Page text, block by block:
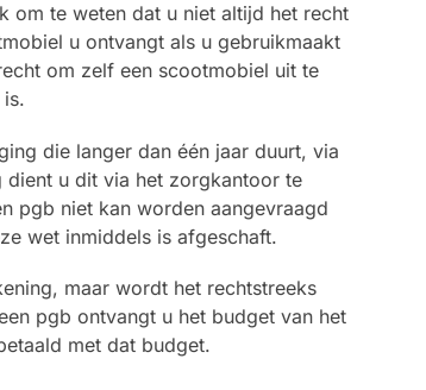
om te weten dat u niet altijd het recht
u ontvangt als u gebruikmaakt
om zelf een scootmobiel uit te
die langer dan één jaar duurt, via
u dit via het zorgkantoor te
pgb niet kan worden aangevraagd
wet inmiddels is afgeschaft.
maar wordt het rechtstreeks
pgb ontvangt u het budget van het
met dat budget.